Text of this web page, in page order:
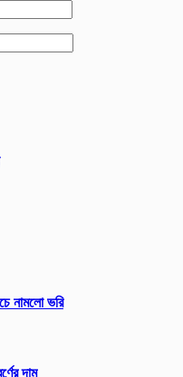
নামলো ভরি
দাম